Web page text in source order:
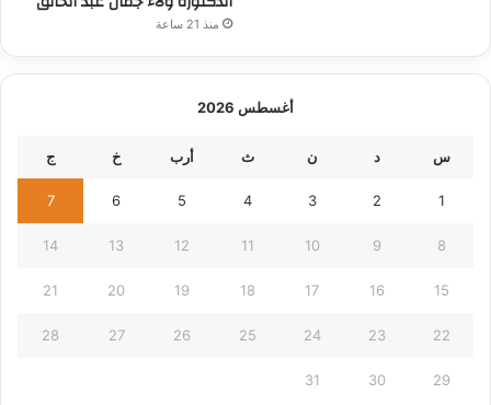
منذ 21 ساعة
أغسطس 2026
س د ن ث أرب خ ج
1
2
3
4
5
6
7
8
9
10
11
12
13
14
15
16
17
18
19
20
21
22
23
24
25
26
27
28
29
30
31